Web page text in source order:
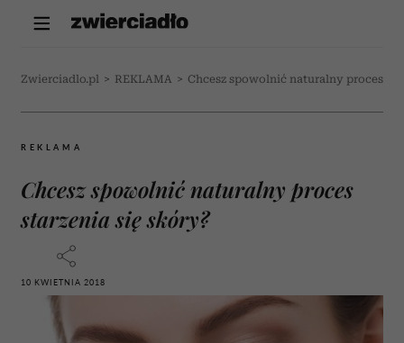
Zwierciadlo.pl > REKLAMA > Chcesz spowolnić naturalny proces
REKLAMA
Chcesz spowolnić naturalny proces
starzenia się skóry?
10 KWIETNIA 2018